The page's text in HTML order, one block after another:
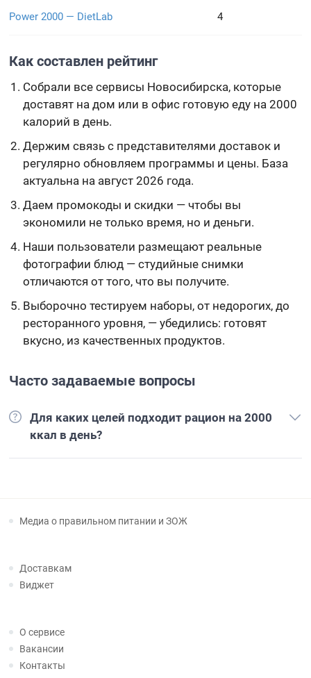
Power 2000 — DietLab 4
Как составлен рейтинг
Собрали все сервисы Новосибирска, которые
доставят на дом или в офис готовую еду на 2000
калорий в день.
Держим связь с представителями доставок и
регулярно обновляем программы и цены. База
актуальна на август 2026 года.
Даем промокоды и скидки — чтобы вы
экономили не только время, но и деньги.
Наши пользователи размещают реальные
фотографии блюд — студийные снимки
отличаются от того, что вы получите.
Выборочно тестируем наборы, от недорогих, до
ресторанного уровня, — убедились: готовят
вкусно, из качественных продуктов.
Часто задаваемые вопросы
Для каких целей подходит рацион на 2000
ккал в день?
Медиа о правильном питании и ЗОЖ
Доставкам
Виджет
О сервисе
Вакансии
Контакты